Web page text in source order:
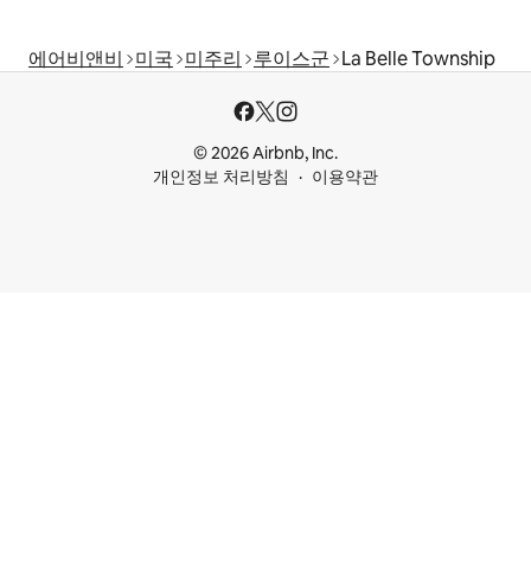
에어비앤비 미국 미주리 루이스군 La Belle Township
© 2026 Airbnb, Inc.
개인정보 처리방침
이용약관